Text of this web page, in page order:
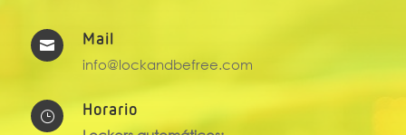
 Mail
info@lockandbefree.com
} Horario